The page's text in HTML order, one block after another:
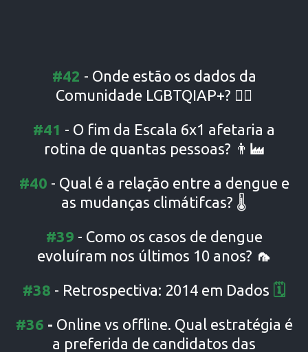
#42 - Onde estão os dados da
Comunidade LGBTQIAP+? 🏳️‍🌈
#41 - O fim da Escala 6x1 afetaria a
rotina de quantas pessoas? 👨‍🏭
#40 - Qual é a relação entre a dengue e
as mudanças climátifcas? 🌡️
#39 - Como os casos de dengue
evoluíram nos últimos 10 anos? 🦟
#38 - Retrospectiva: 2014 em Dados 🗓️
#36 - Online vs offline. Qual estratégia é
a preferida de candidatos das